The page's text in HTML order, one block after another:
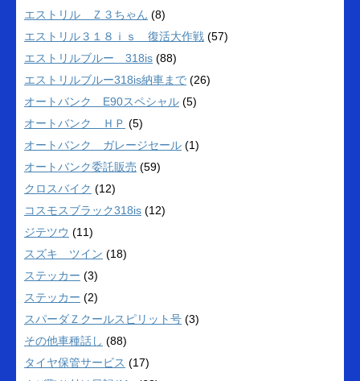
エストリル Ｚ３ちゃん (8)
エストリル３１８ｉｓ 復活大作戦 (57)
エストリルブルー 318is (88)
エストリルブルー318is納車まで (26)
オートバンク E90スペシャル (5)
オートバンク ＨＰ (5)
オートバンク ガレージセール (1)
オートバンク委託販売 (59)
クロスバイク (12)
コスモスブラック318is (12)
ジテツウ (11)
スズキ ツイン (18)
ステッカー (3)
ステッカー (2)
スパーダＺクールスピリット号 (3)
その他車種話し (88)
タイヤ保管サービス (17)